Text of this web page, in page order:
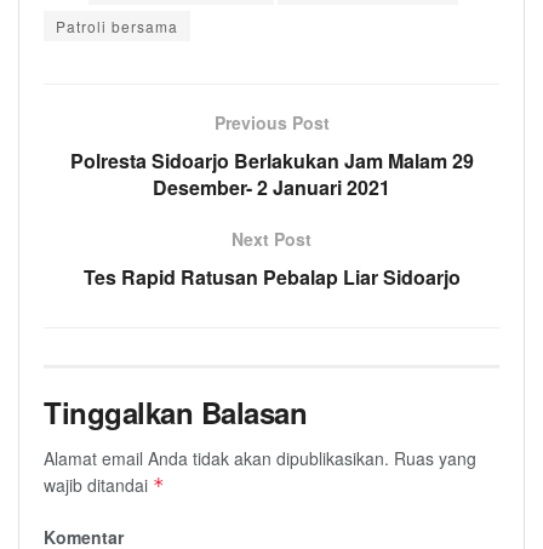
Patroli bersama
Previous Post
Polresta Sidoarjo Berlakukan Jam Malam 29
Desember- 2 Januari 2021
Next Post
Tes Rapid Ratusan Pebalap Liar Sidoarjo
Tinggalkan Balasan
Alamat email Anda tidak akan dipublikasikan. Ruas yang
wajib ditandai *
Komentar